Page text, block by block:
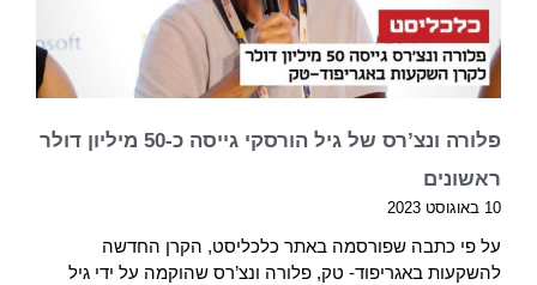
פלורה ונצ’רס של גיל הורסקי גייסה כ-50 מיליון דולר
ראשונים
10 באוגוסט 2023
על פי כתבה שפורסמה באתר כלכליסט, הקרן החדשה
להשקעות באגריפוד- טק, פלורה ונצ’רס שהוקמה על ידי גיל